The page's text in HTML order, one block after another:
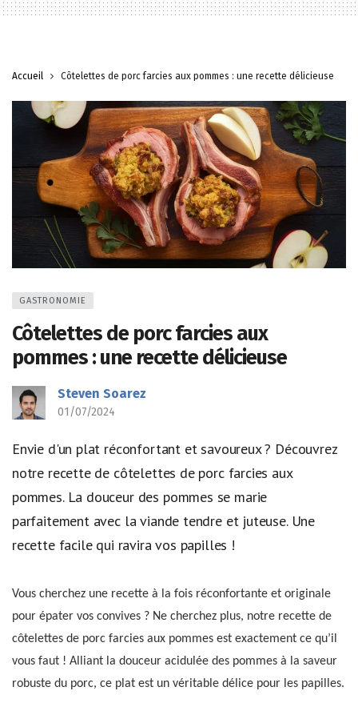
Accueil Côtelettes de porc farcies aux pommes : une recette délicieuse
GASTRONOMIE
Côtelettes de porc farcies aux
pommes : une recette délicieuse
Steven Soarez
01/07/2024
Envie d'un plat réconfortant et savoureux ? Découvrez
notre recette de côtelettes de porc farcies aux
pommes. La douceur des pommes se marie
parfaitement avec la viande tendre et juteuse. Une
recette facile qui ravira vos papilles !
Vous cherchez une recette à la fois réconfortante et originale
pour épater vos convives ? Ne cherchez plus, notre recette de
côtelettes de porc farcies aux pommes est exactement ce qu’il
vous faut ! Alliant la douceur acidulée des pommes à la saveur
robuste du porc, ce plat est un véritable délice pour les papilles.